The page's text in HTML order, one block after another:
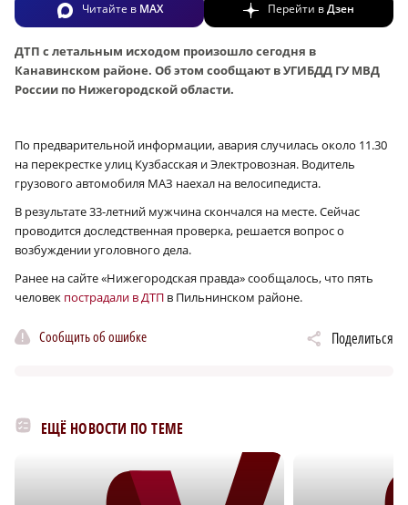
Читайте в MAX Перейти вДзен
ДТП с летальным исходом произошло сегодня в
Канавинском районе. Об этом сообщают в УГИБДД ГУ МВД
России по Нижегородской области.
По предварительной информации, авария случилась около 11.30
на перекрестке улиц Кузбасская и Электровозная. Водитель
грузового автомобиля МАЗ наехал на велосипедиста.
В результате 33-летний мужчина скончался на месте. Сейчас
проводится доследственная проверка, решается вопрос о
возбуждении уголовного дела.
Ранее на сайте «Нижегородская правда» сообщалось, что пять
человек пострадали в ДТП в Пильнинском районе.
Сообщить об ошибке Поделиться
ЕЩЁ НОВОСТИ ПО ТЕМЕ